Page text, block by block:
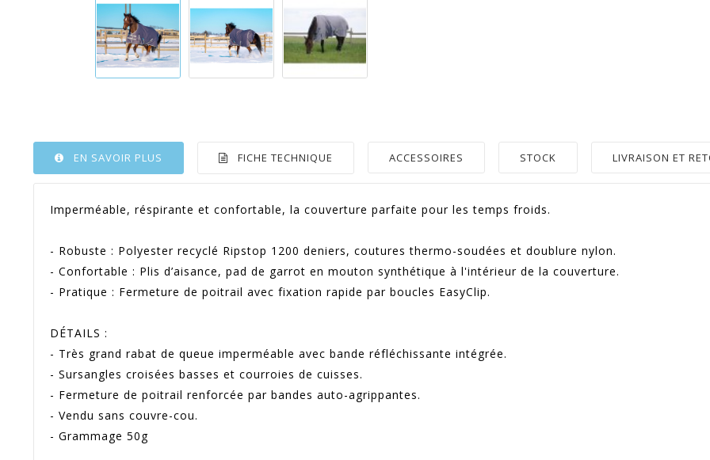
EN SAVOIR PLUS FICHE TECHNIQUE ACCESSOIRES STOCK LIVRAISON ET
Imperméable, réspirante et confortable, la couverture parfaite pour les temps froids.
- Robuste : Polyester recyclé Ripstop 1200 deniers, coutures thermo-soudées et doublure nylon.
- Confortable : Plis d’aisance, pad de garrot en mouton synthétique à l'intérieur de la couverture.
- Pratique : Fermeture de poitrail avec fixation rapide par boucles EasyClip.
DÉTAILS :
- Très grand rabat de queue imperméable avec bande réfléchissante intégrée.
- Sursangles croisées basses et courroies de cuisses.
- Fermeture de poitrail renforcée par bandes auto-agrippantes.
- Vendu sans couvre-cou.
- Grammage 50g